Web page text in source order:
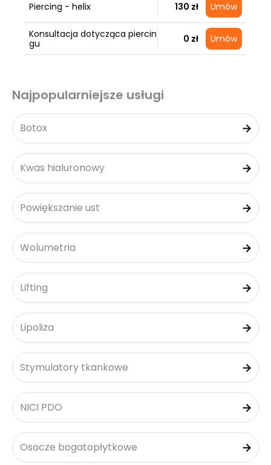
Piercing - helix 130 zł Umów
Konsultacja dotycząca piercin
gu
0 zł Umów
Najpopularniejsze usługi
Botox
Kwas hialuronowy
Powiększanie ust
Wolumetria
Lifting
Lipoliza
Stymulatory tkankowe
NICI PDO
Osocze bogatopłytkowe